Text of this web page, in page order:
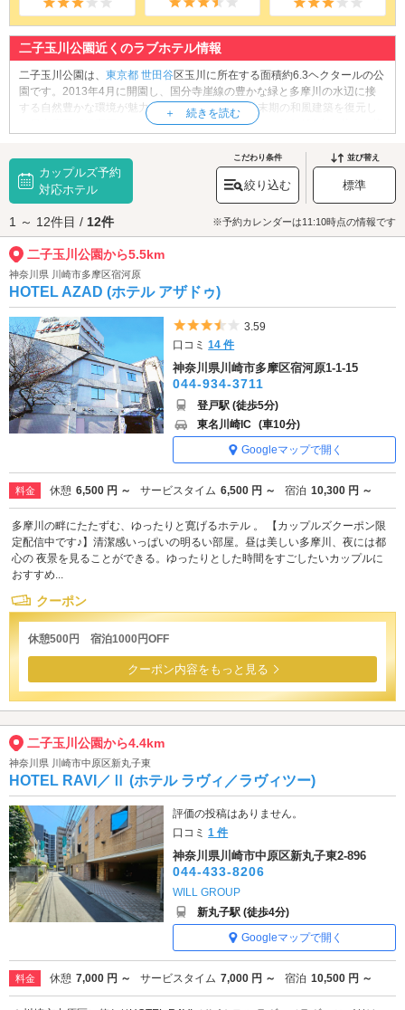
二子玉川公園近くのラブホテル情報
二子玉川公園は、 東京都 世田谷区玉川に所在する面積約6.3ヘクタールの公
園です。2013年4月に開園し、国分寺崖線の豊かな緑と多摩川の水辺に接
する自然豊かな環境が魅力です。園内には、明治末期の和風建築を復元し
た日本庭園「帰真園」、富士山を望む「眺望広場」、約1,400本の苗木で構
に「スターバックスコーヒー二子玉川公園店」もあり、散歩の途中に立ち
寄って休憩することもできます。晴れた日は「二子玉川公園」で自然に囲
まれた時間を過ごしてみませんか？
二子玉川公園へは、下北沢・世田谷エリアのラブホテルからもアクセスが
便利です。
カップルズ予約
対応ホテル
こだわり条件
絞り込む
並び替え
標準
1 ～ 12件目 / 12件 ※予約カレンダーは11:10時点の情報です
二子玉川公園から5.5km
神奈川県 川崎市多摩区宿河原
HOTEL AZAD (ホテル アザドゥ)
5つ星のうち3.5
3.59
口コミ14 件
神奈川県川崎市多摩区宿河原1-1-15
044-934-3711
登戸駅 (徒歩5分)
東名川崎IC (車10分)
Googleマップで開く
料金 休憩 6,500 円 ～ サービスタイム 6,500 円 ～ 宿泊 10,300 円 ～
多摩川の畔にたたずむ、ゆったりと寛げるホテル 。 【カップルズクーポン限
定配信中です♪】清潔感いっぱいの明るい部屋。昼は美しい多摩川、夜には都
心の 夜景を見ることができる。ゆったりとした時間をすごしたいカップルに
おすすめ...
クーポン
休憩500円 宿泊1000円OFF
クーポン内容をもっと見る
二子玉川公園から4.4km
神奈川県 川崎市中原区新丸子東
HOTEL RAVI／Ⅱ (ホテル ラヴィ／ラヴィツー)
評価の投稿はありません。
口コミ1 件
神奈川県川崎市中原区新丸子東2-896
044-433-8206
WILL GROUP
新丸子駅 (徒歩4分)
Googleマップで開く
料金 休憩 7,000 円 ～ サービスタイム 7,000 円 ～ 宿泊 10,500 円 ～